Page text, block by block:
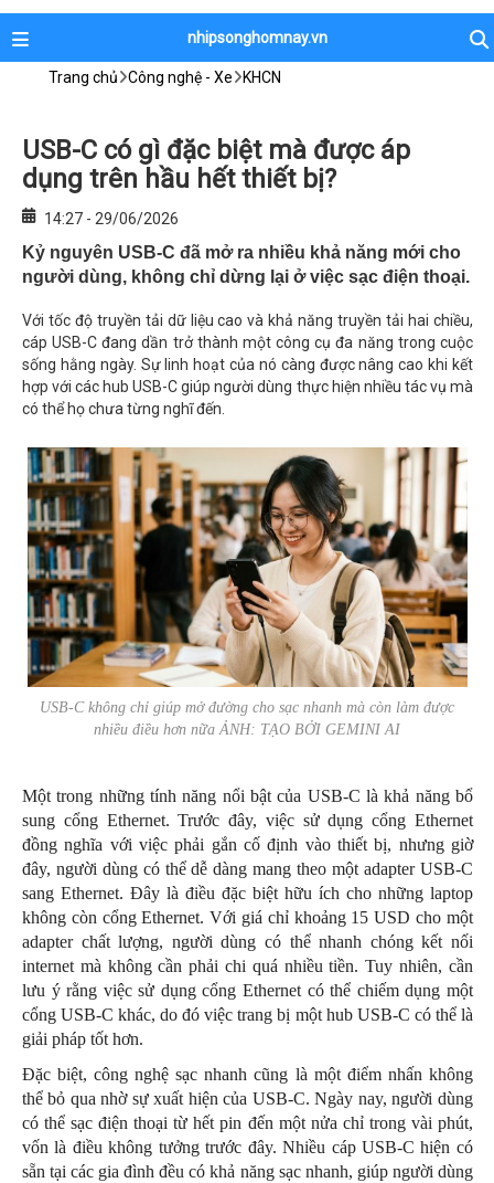
nhipsonghomnay.vn
Trang chủ Công nghệ - Xe KHCN
USB-C có gì đặc biệt mà được áp
dụng trên hầu hết thiết bị?
14:27 - 29/06/2026
Kỷ nguyên USB-C đã mở ra nhiều khả năng mới cho
người dùng, không chỉ dừng lại ở việc sạc điện thoại.
Với tốc độ truyền tải dữ liệu cao và khả năng truyền tải hai chiều,
cáp USB-C đang dần trở thành một công cụ đa năng trong cuộc
sống hằng ngày. Sự linh hoạt của nó càng được nâng cao khi kết
hợp với các hub USB-C giúp người dùng thực hiện nhiều tác vụ mà
có thể họ chưa từng nghĩ đến.
USB-C không chỉ giúp mở đường cho sạc nhanh mà còn làm được
nhiều điều hơn nữa ẢNH: TẠO BỞI GEMINI AI
Một trong những tính năng nổi bật của USB-C là khả năng bổ
sung cổng Ethernet. Trước đây, việc sử dụng cổng Ethernet
đồng nghĩa với việc phải gắn cố định vào thiết bị, nhưng giờ
đây, người dùng có thể dễ dàng mang theo một adapter USB-C
sang Ethernet. Đây là điều đặc biệt hữu ích cho những laptop
không còn cổng Ethernet. Với giá chỉ khoảng 15 USD cho một
adapter chất lượng, người dùng có thể nhanh chóng kết nối
internet mà không cần phải chi quá nhiều tiền. Tuy nhiên, cần
lưu ý rằng việc sử dụng cổng Ethernet có thể chiếm dụng một
cổng USB-C khác, do đó việc trang bị một hub USB-C có thể là
giải pháp tốt hơn.
Đặc biệt, công nghệ sạc nhanh cũng là một điểm nhấn không
thể bỏ qua nhờ sự xuất hiện của USB-C. Ngày nay, người dùng
có thể sạc điện thoại từ hết pin đến một nửa chỉ trong vài phút,
vốn là điều không tưởng trước đây. Nhiều cáp USB-C hiện có
sẵn tại các gia đình đều có khả năng sạc nhanh, giúp người dùng